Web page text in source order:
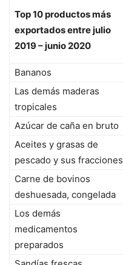
Top 10 productos más
exportados entre julio
2019 – junio 2020
Bananos
Las demás maderas
tropicales
Azúcar de caña en bruto
Aceites y grasas de
pescado y sus fracciones
Carne de bovinos
deshuesada, congelada
Los demás
medicamentos
preparados